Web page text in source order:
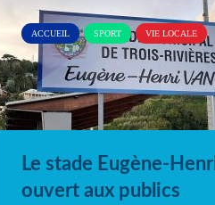
ACCUEIL SPORT VIE LOCALE
Le stade Eugène-
ouvert aux publics